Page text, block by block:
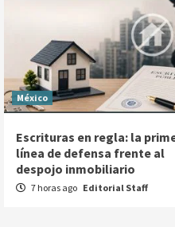
México
Escrituras en regla: la
línea de defensa frente al
despojo inmobiliario
7 horas ago Editorial Staff